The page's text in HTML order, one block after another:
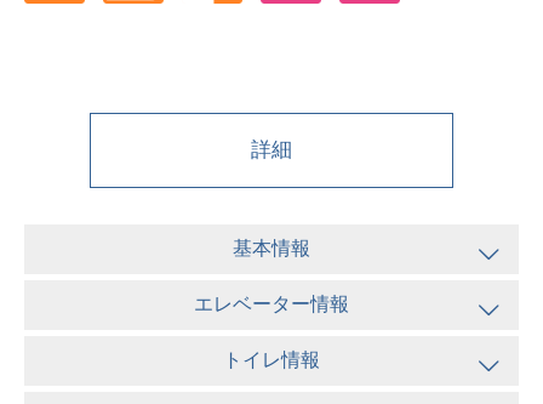
詳細
基本情報
エレベーター情報
トイレ情報